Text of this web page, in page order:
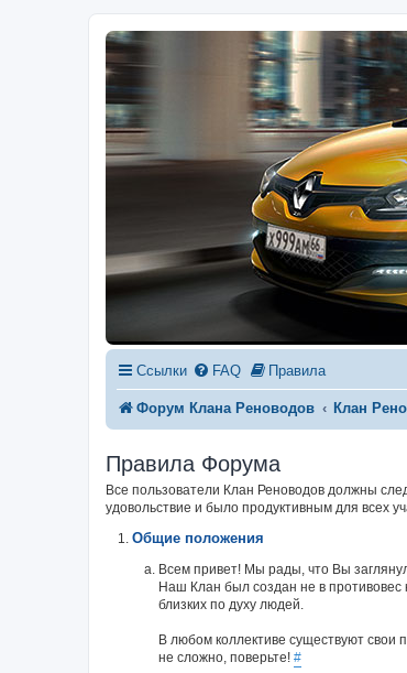
Ссылки FAQ Правила
Форум Клана Реноводов Клан
Правила Форума
Все пользователи Клан Реноводов должны
удовольствие и было продуктивным для всех
Общие положения
Всем привет! Мы рады, что Вы
Наш Клан был создан не в
близких по духу людей.
В любом коллективе существуют свои
не сложно, поверьте! #